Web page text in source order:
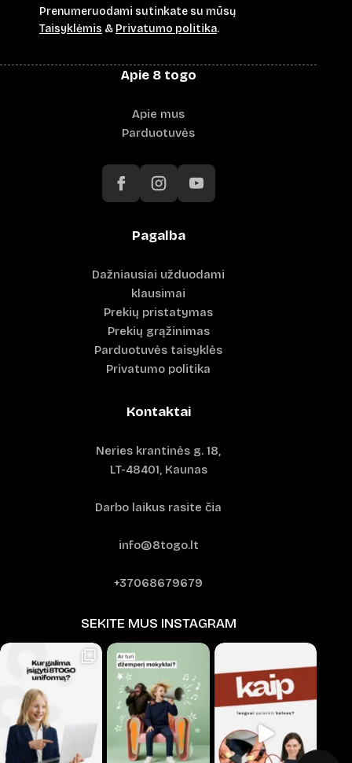
Prenumeruodami sutinkate su mūsų
Taisyklėmis & Privatumo politika.
Apie 8 togo
Apie mus
Parduotuvės
Pagalba
Dažniausiai užduodami
klausimai
Prekių pristatymas
Prekių grąžinimas
Parduotuvės taisyklės
Privatumo politika
Kontaktai
Neries krantinės g. 18,
LT-48401, Kaunas
Darbo laikus rasite čia
info@8togo.lt
+37068679679
SEKITE MUS INSTAGRAM